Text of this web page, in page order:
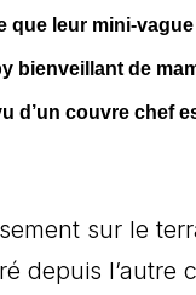
que leur mini-
bienveillant de
d’un couvre chef
sur le
depuis l’autre